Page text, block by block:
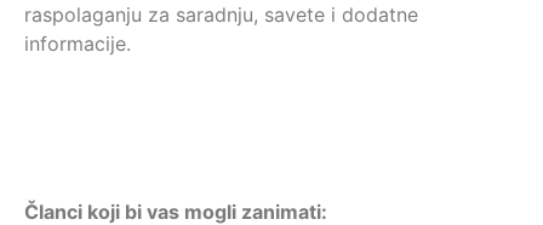
raspolaganju za saradnju, savete i dodatne
informacije.
Članci koji bi vas mogli zanimati: